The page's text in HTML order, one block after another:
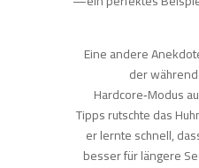
Eine andere
der
Hardcore‑Modus
Tipps rutschte das
er lernte schnell,
besser für längere